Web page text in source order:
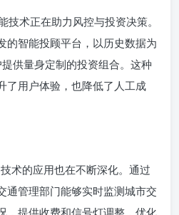
技术正在助力风控与投资决策。
的智能投顾平台，以历史数据为
供量身定制的投资组合。这种
了用户体验，也降低了人工成
术的应用也在不断深化。通过
通管理部门能够实时监测城市交